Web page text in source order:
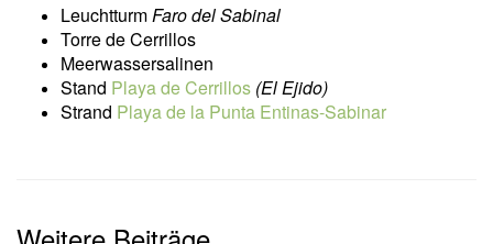
LeuchtturmFaro del Sabinal
Torre de Cerrillos
Meerwassersalinen
Stand Playa de Cerrillos (El Ejido)
Strand Playa de la Punta Entinas-Sabinar